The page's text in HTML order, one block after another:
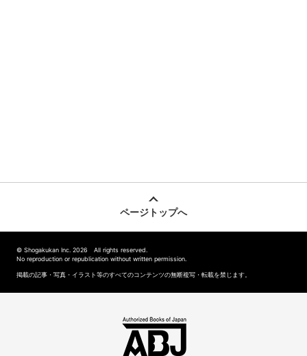
ページトップへ
© Shogakukan Inc. 2026 All rights reserved.
No reproduction or republication without written permission.
掲載の記事・写真・イラスト等のすべてのコンテンツの無断複写・転載を禁じます。